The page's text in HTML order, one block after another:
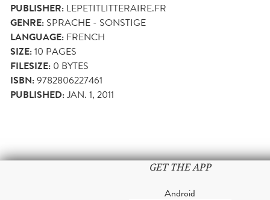
PUBLISHER: LEPETITLITTERAIRE.FR
GENRE: SPRACHE - SONSTIGE
LANGUAGE: FRENCH
SIZE:10 PAGES
FILESIZE: 0 BYTES
ISBN:9782806227461
PUBLISHED:JAN. 1, 2011
GET THE APP
Android